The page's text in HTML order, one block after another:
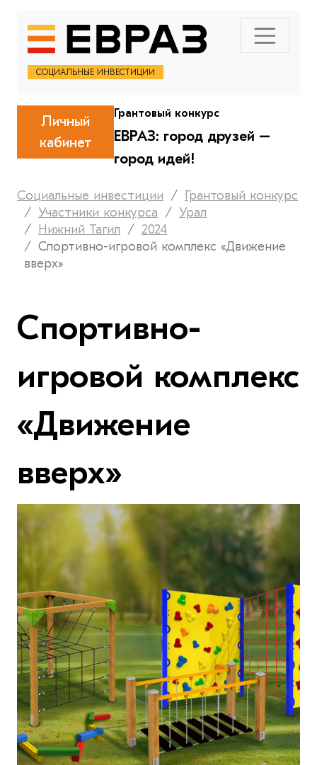
СОЦИАЛЬНЫЕ ИНВЕСТИЦИИ
Личный
кабинет
Грантовый конкурс
ЕВРАЗ: город друзей –
город идей!
Социальные инвестиции
Грантовый конкурс
Участники конкурса
Урал
Нижний Тагил
2024
Спортивно-игровой комплекс «Движение
вверх»
Спортивно-
игровой комплекс
«Движение
вверх»